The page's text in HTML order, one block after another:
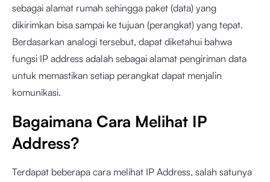
sebagai alamat rumah sehingga paket (data) yang
dikirimkan bisa sampai ke tujuan (perangkat) yang tepat.
Berdasarkan analogi tersebut, dapat diketahui bahwa
fungsi IP address adalah sebagai alamat pengiriman data
untuk memastikan setiap perangkat dapat menjalin
komunikasi.
Bagaimana Cara Melihat IP
Address?
Terdapat beberapa cara melihat IP Address, salah satunya